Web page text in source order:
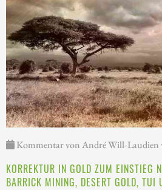
Kommentar von André Will-Laudien
KORREKTUR IN GOLD ZUM EINSTIEG
BARRICK MINING, DESERT GOLD, TUI